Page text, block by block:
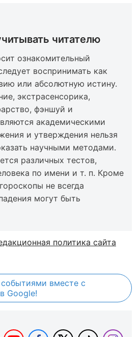
читателю
ознакомительный
воспринимать как
или абсолютную истину.
экстрасенсорика,
фэншуй и
академическими
и утверждения нельзя
научными методами.
различных тестов,
по имени и т. п. Кроме
не всегда
могут быть
политика сайта
вместе с
Google!